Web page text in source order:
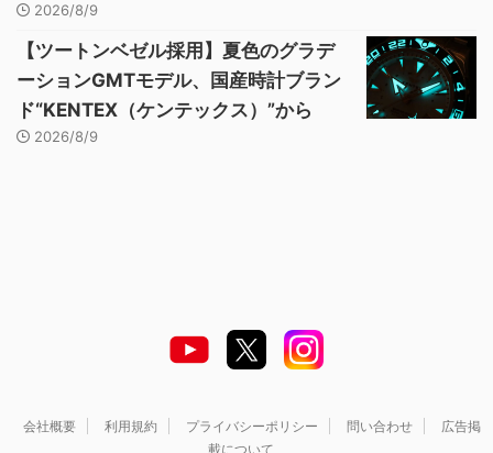
2026/8/9
【ツートンベゼル採用】夏色のグラデ
ーションGMTモデル、国産時計ブラン
ド“KENTEX（ケンテックス）”から
2026/8/9
会社概要 利用規約 プライバシーポリシー 問い合わせ
広告掲
載について